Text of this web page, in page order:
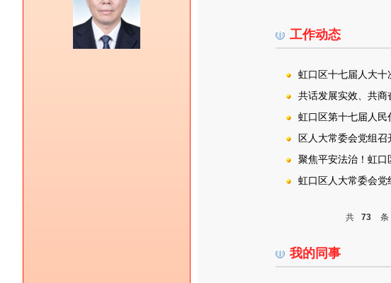
工作动态
虹口区十七届人大
共话发展实效、共
虹口区第十七届人民
区人大常委会党组
聚焦平安法治！虹
虹口区人大常委会党
共 73 条
我的同事